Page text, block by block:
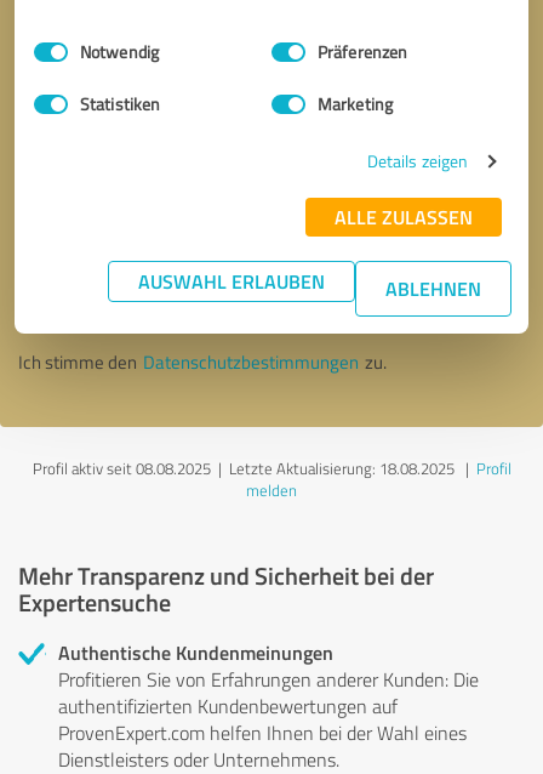
Impressum Datenschutzbestimmungen
Einwilligungsauswahl
Notwendig Präferenzen
Statistiken Marketing
Details zeigen
ALLE ZULASSEN
AUSWAHL ERLAUBEN ABLEHNEN
* Erforderliche Angaben
Nachricht senden
Ich stimme den Datenschutzbestimmungen zu.
Profil aktiv seit 08.08.2025 | Letzte Aktualisierung: 18.08.2025| Profil
melden
Mehr Transparenz und Sicherheit bei der
Expertensuche
Authentische Kundenmeinungen
Profitieren Sie von Erfahrungen anderer Kunden: Die
authentifizierten Kundenbewertungen auf
ProvenExpert.com helfen Ihnen bei der Wahl eines
Dienstleisters oder Unternehmens.